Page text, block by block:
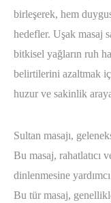
birleşerek, hem
hedefler. Uşak masaj
bitkisel yağların ruh
belirtilerini azaltmak
huzur ve sakinlik
Sultan masajı,
Bu masaj, rahatlatıcı
dinlenmesine
Bu tür masaj,